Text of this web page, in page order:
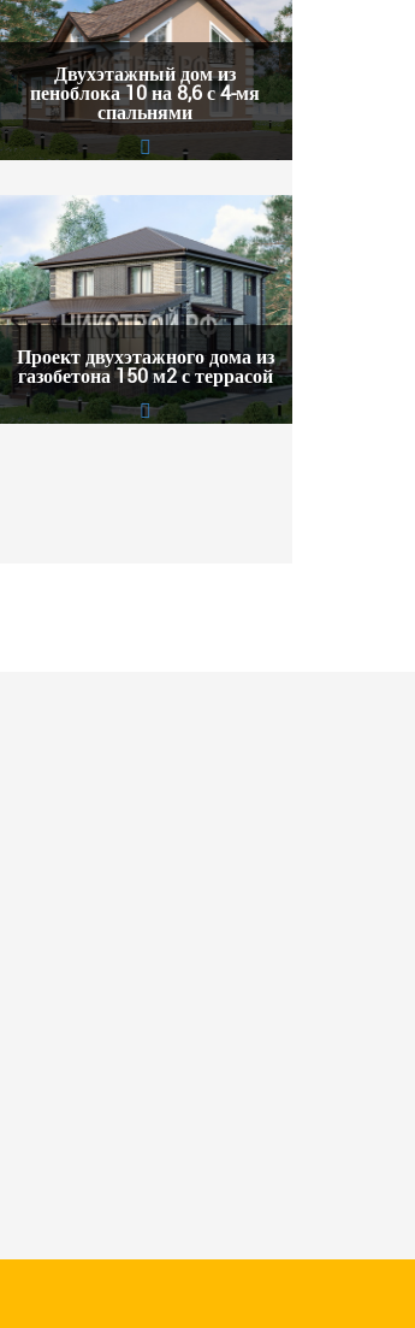
Двухэтажный дом из
пеноблока 10 на 8,6 с 4-мя
спальнями
Проект двухэтажного дома из
газобетона 150 м2 с террасой